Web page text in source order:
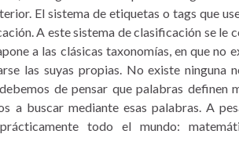
El sistema de etiquetas o tags que
A este sistema de clasificación se le
a las clásicas taxonomías, en que no
las suyas propias. No existe ninguna
de pensar que palabras definen
a buscar mediante esas palabras. A
todo el mundo: